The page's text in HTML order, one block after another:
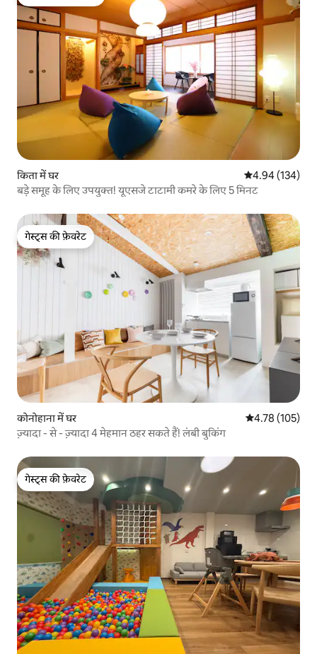
किता में घर औसत रेटिंग 5 में से
4.94 (134)
बड़े समूह के लिए उपयुक्त! यूएसजे टाटामी कमरे के लिए 5 मिनट
गेस्ट्स की फ़ेवरेट
गेस्ट्स की फ़ेवरेट
कोनोहाना में घर औसत रेटिंग 5 में से
4.78 (105)
ज़्यादा - से - ज़्यादा 4 मेहमान ठहर सकते हैं! लंबी बुकिंग
गेस्ट्स की फ़ेवरेट
गेस्ट्स की फ़ेवरेट